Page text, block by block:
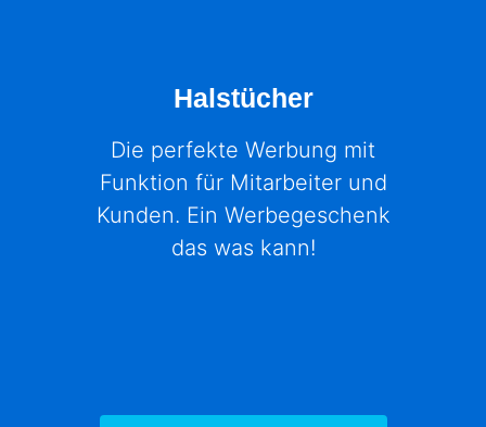
Halstücher
Die perfekte Werbung mit
Funktion für Mitarbeiter und
Kunden. Ein Werbegeschenk
das was kann!